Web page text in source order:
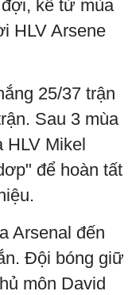
kể từ mùa
HLV Arsene
25/37 trận
Sau 3 mùa
HLV Mikel
để hoàn tất
Arsenal đến
Đội bóng giữ
môn David